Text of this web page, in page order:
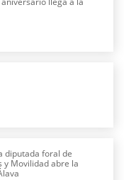
diputada foral de
y Movilidad abre la